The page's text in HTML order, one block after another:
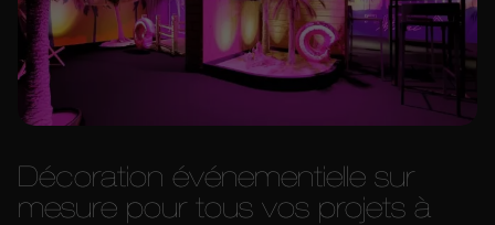
Décoration événementielle sur
mesure pour tous vos projets à